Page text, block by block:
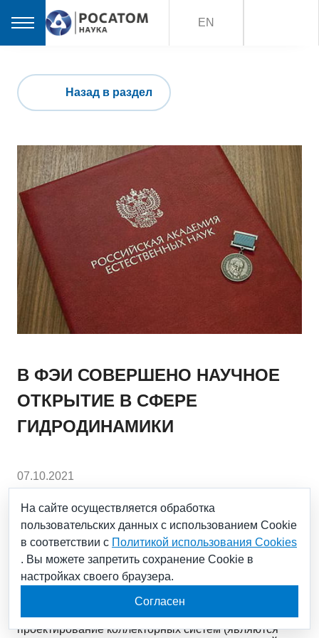
EN
Назад в раздел
В ФЭИ СОВЕРШЕНО НАУЧНОЕ
ОТКРЫТИЕ В СФЕРЕ
ГИДРОДИНАМИКИ
07.10.2021
28 сентября 2021 года в реестре Российской
академии наук под номером №524 было
зарегистрировано научное открытие, которое
совершил ученый Физико-энергетического института
имени А.И. Лейпунского (входит в научный дивизион
Госкорпорации «Росатом», АО «Наука и
Валерий Дельнов. Оно относится к области
гидродинамики и способно повлиять на
проектирование коллекторных систем (являются
На сайте осуществляется обработка
пользовательских данных с использованием Cookie
в соответствии с Политикой использования Cookies
. Вы можете запретить сохранение Cookie в
настройках своего браузера.
Согласен